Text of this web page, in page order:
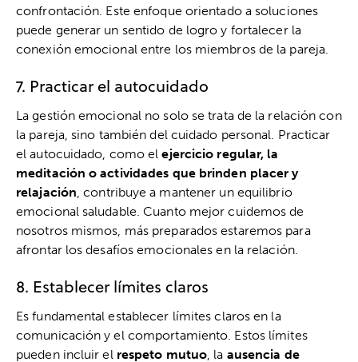
confrontación. Este enfoque orientado a soluciones
puede generar un sentido de logro y fortalecer la
conexión emocional entre los miembros de la pareja.
7. Practicar el autocuidado
La gestión emocional no solo se trata de la relación con
la pareja, sino también del cuidado personal. Practicar
el autocuidado, como elejercicio regular, la
meditación o actividades que brinden placer y
relajación, contribuye a mantener un equilibrio
emocional saludable. Cuanto mejor cuidemos de
nosotros mismos, más preparados estaremos para
afrontar los desafíos emocionales en la relación.
8. Establecer límites claros
Es fundamental establecer límites claros en la
comunicación y el comportamiento. Estos límites
pueden incluir el respeto mutuo, la ausencia de